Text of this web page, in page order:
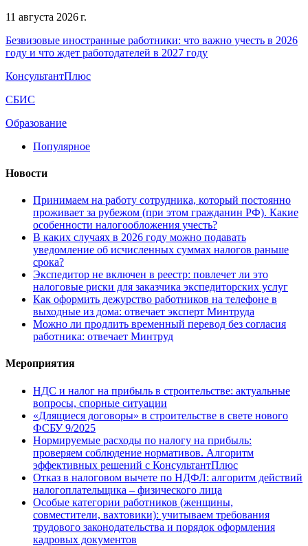
11 августа 2026 г.
Безвизовые иностранные работники: что важно учесть в 2026
году и что ждет работодателей в 2027 году
КонсультантПлюс
СБИС
Образование
Популярное
Новости
Принимаем на работу сотрудника, который постоянно
проживает за рубежом (при этом гражданин РФ). Какие
особенности налогообложения учесть?
В каких случаях в 2026 году можно подавать
уведомление об исчисленных суммах налогов раньше
срока?
Экспедитор не включен в реестр: повлечет ли это
налоговые риски для заказчика экспедиторских услуг
Как оформить дежурство работников на телефоне в
выходные из дома: отвечает эксперт Минтруда
Можно ли продлить временный перевод без согласия
работника: отвечает Минтруд
Мероприятия
НДС и налог на прибыль в строительстве: актуальные
вопросы, спорные ситуации
«Длящиеся договоры» в строительстве в свете нового
ФСБУ 9/2025
Нормируемые расходы по налогу на прибыль:
проверяем соблюдение нормативов. Алгоритм
эффективных решений с КонсультантПлюс
Отказ в налоговом вычете по НДФЛ: алгоритм действий
налогоплательщика – физического лица
Особые категории работников (женщины,
совместители, вахтовики): учитываем требования
трудового законодательства и порядок оформления
кадровых документов